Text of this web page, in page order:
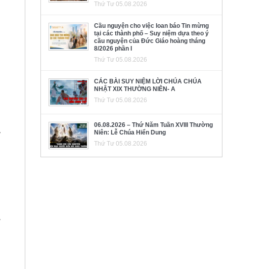
Thứ Tư 05.08.2026
Cầu nguyện cho việc loan báo Tin mừng
tại các thành phố – Suy niệm dựa theo ý
cầu nguyện của Đức Giáo hoàng tháng
8/2026 phần I
Thứ Tư 05.08.2026
CÁC BÀI SUY NIỆM LỜI CHÚA CHÚA
NHẬT XIX THƯỜNG NIÊN- A
Thứ Tư 05.08.2026
06.08.2026 – Thứ Năm Tuần XVIII Thường
Niên: Lễ Chúa Hiển Dung
Thứ Tư 05.08.2026